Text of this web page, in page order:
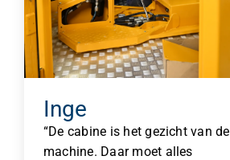
Inge
“De cabine is het gezicht van de
machine. Daar moet alles